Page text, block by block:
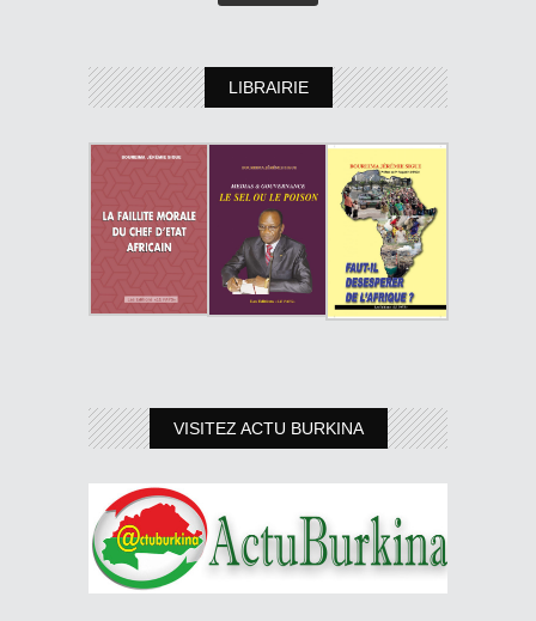
LIBRAIRIE
VISITEZ ACTU BURKINA